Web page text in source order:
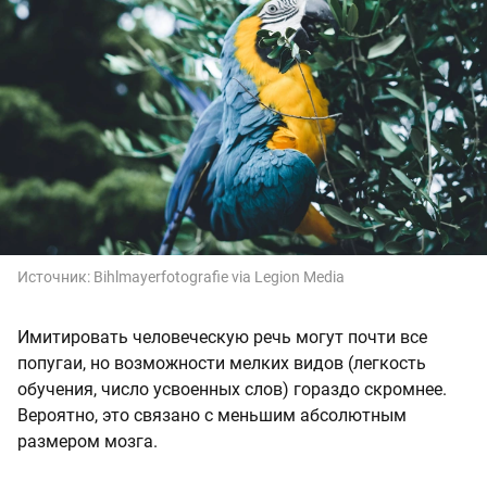
Источник: Bihlmayerfotografie via Legion Media
Имитировать человеческую речь могут почти все
попугаи, но возможности мелких видов (легкость
обучения, число усвоенных слов) гораздо скромнее.
Вероятно, это связано с меньшим абсолютным
размером мозга.